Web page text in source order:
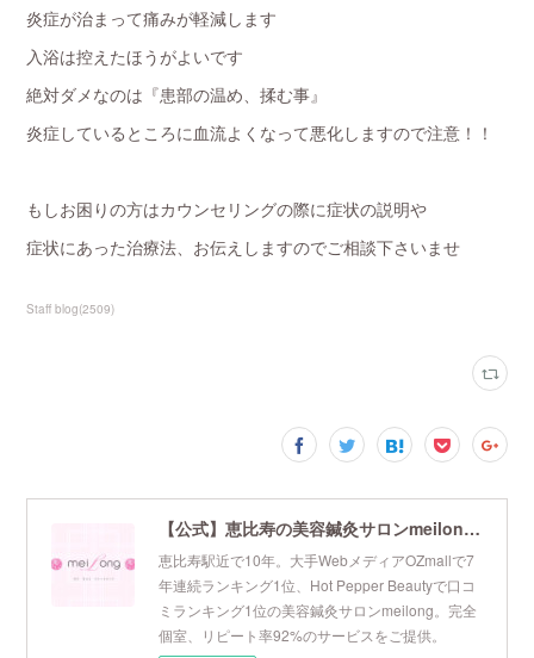
炎症が治まって痛みが軽減します
入浴は控えたほうがよいです
絶対ダメなのは『患部の温め、揉む事』
炎症しているところに血流よくなって悪化しますので注意！！
もしお困りの方はカウンセリングの際に症状の説明や
症状にあった治療法、お伝えしますのでご相談下さいませ
Staff blog(2509)
【公式】恵比寿の美容鍼灸サロンmeilong｜ツボを押さえた針・お灸の治療で美容と健康を叶えます
恵比寿駅近で10年。大手WebメディアOZmallで7
年連続ランキング1位、Hot Pepper Beautyで口コ
ミランキング1位の美容鍼灸サロンmeilong。完全
個室、リピート率92%のサービスをご提供。